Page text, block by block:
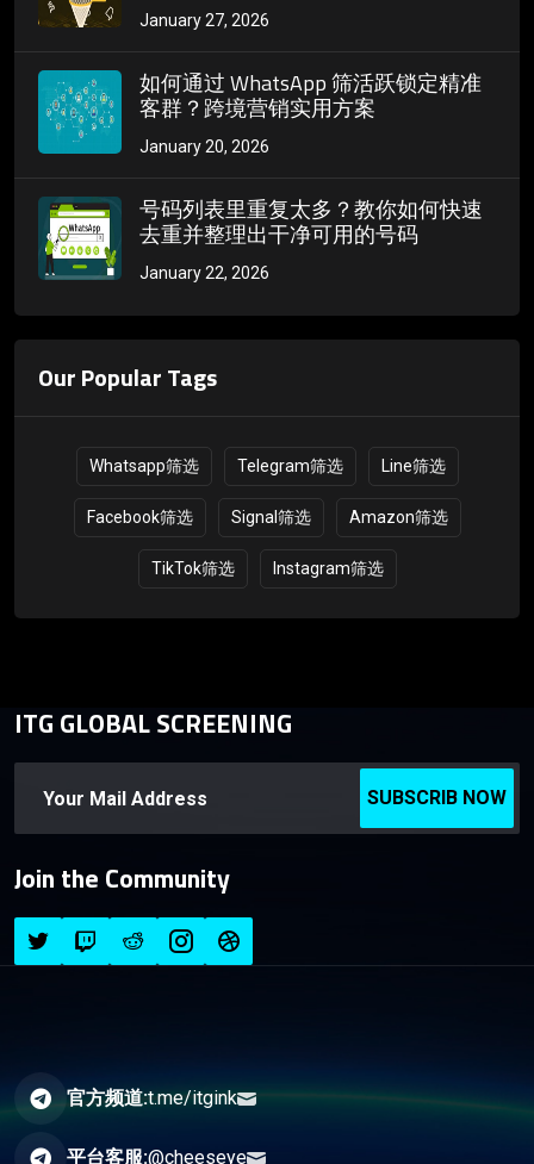
January 27, 2026
如何通过 WhatsApp 筛活跃锁定精准
客群？跨境营销实用方案
January 20, 2026
号码列表里重复太多？教你如何快速
去重并整理出干净可用的号码
January 22, 2026
Our Popular Tags
Whatsapp筛选 Telegram筛选 Line筛选
Facebook筛选 Signal筛选 Amazon筛选
TikTok筛选 Instagram筛选
ITG GLOBAL SCREENING
SUBSCRIB NOW
Join the Community
官方频道:t.me/itgink
平台客服:@cheeseye